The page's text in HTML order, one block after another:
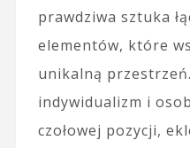
prawdziwa sztuka
elementów, które
unikalną
indywidualizm i
czołowej pozycji,